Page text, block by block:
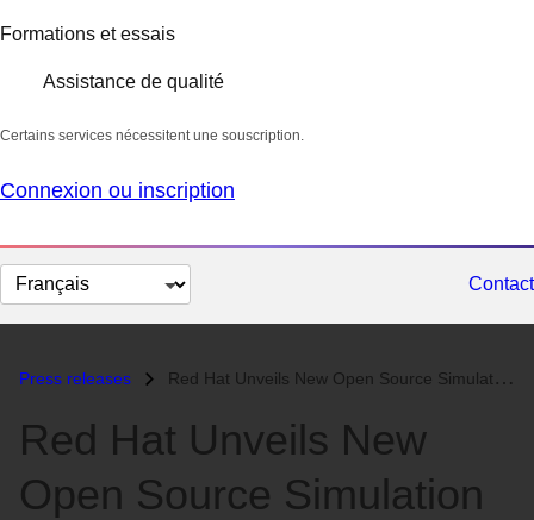
Formations et essais
Assistance de qualité
Certains services nécessitent une souscription.
Connexion ou inscription
Changer
la
Contact
Press releases Red Hat Unveils New Open Source Simulation Tool for Constructing Embed...
Red Hat Unveils New
Open Source Simulation